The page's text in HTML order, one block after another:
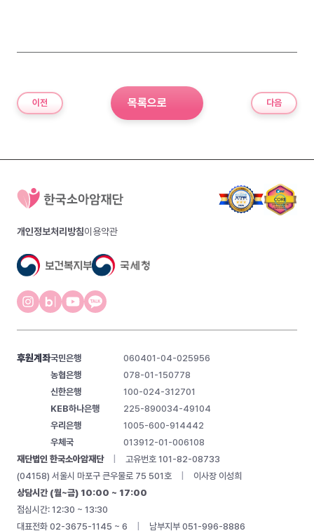
이전 목록으로 다음
개인정보처리방침이용약관
재단법인 한국소아암재단
고유번호 101-82-08733
(04158) 서울시 마포구 큰우물로 75 501호
이사장 이성희
상담시간 (월~금) 10:00 ~ 17:00
점심시간: 12:30 ~ 13:30
대표전화 02-3675-1145 ~ 6
남부지부 051-996-8886
후원계좌국민은행
060401-04-025956
농협은행
078-01-150778
신한은행
100-024-312701
KEB하나은행
225-890034-49104
우리은행
1005-600-914442
우체국
013912-01-006108